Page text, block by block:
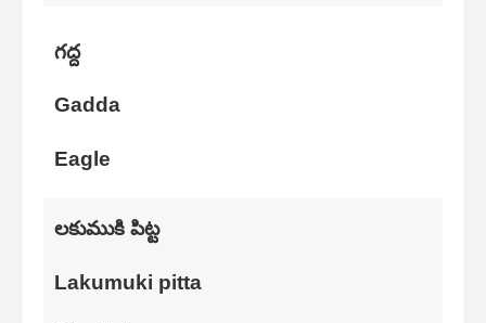
గద్ద
Gadda
Eagle
లకుముకి పిట్ట
Lakumuki pitta